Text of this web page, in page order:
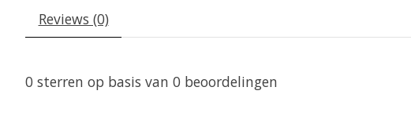
Reviews (0)
0 sterren op basis van 0 beoordelingen